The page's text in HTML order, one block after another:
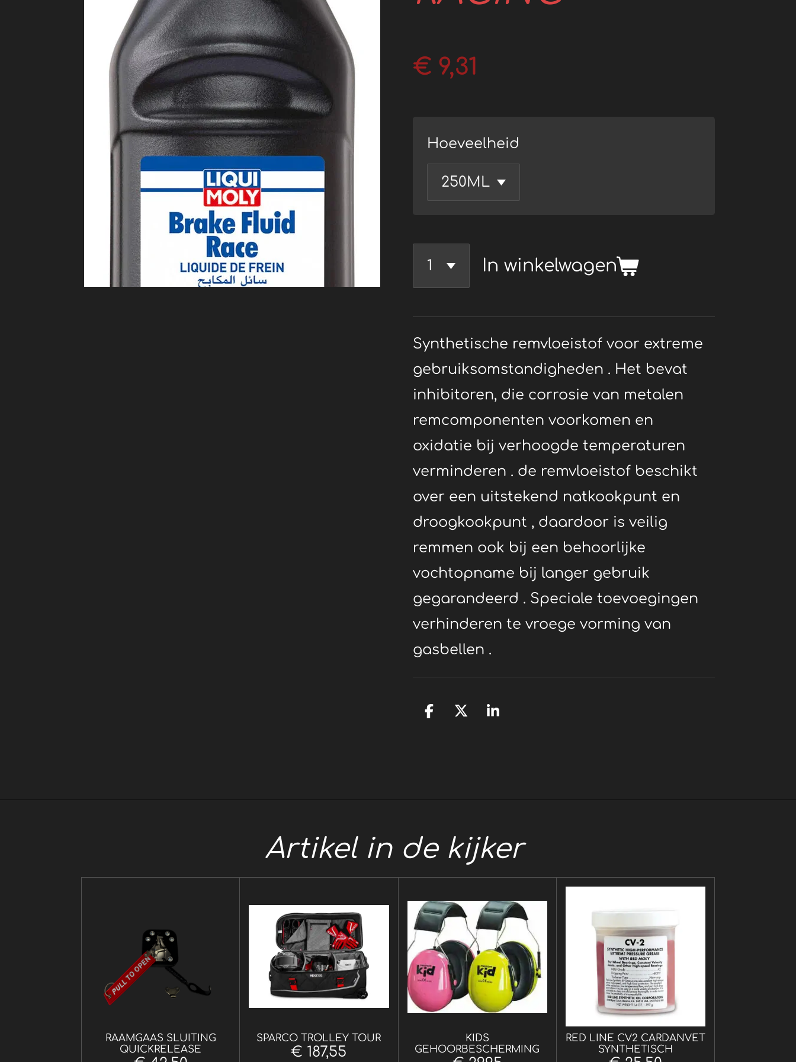
€ 9,31
Hoeveelheid
In winkelwagen
Synthetische remvloeistof voor extreme
gebruiksomstandigheden . Het bevat
inhibitoren, die corrosie van metalen
remcomponenten voorkomen en
oxidatie bij verhoogde temperaturen
verminderen . de remvloeistof beschikt
over een uitstekend natkookpunt en
droogkookpunt , daardoor is veilig
remmen ook bij een behoorlijke
vochtopname bij langer gebruik
gegarandeerd . Speciale toevoegingen
verhinderen te vroege vorming van
gasbellen .
D
D
S
Artikel in de kijker
RAAMGAAS SLUITING
QUICKRELEASE
SPARCO TROLLEY TOUR
€ 187,55
KIDS
GEHOORBESCHERMING
RED LINE CV2 CARDANVET
SYNTHETISCH